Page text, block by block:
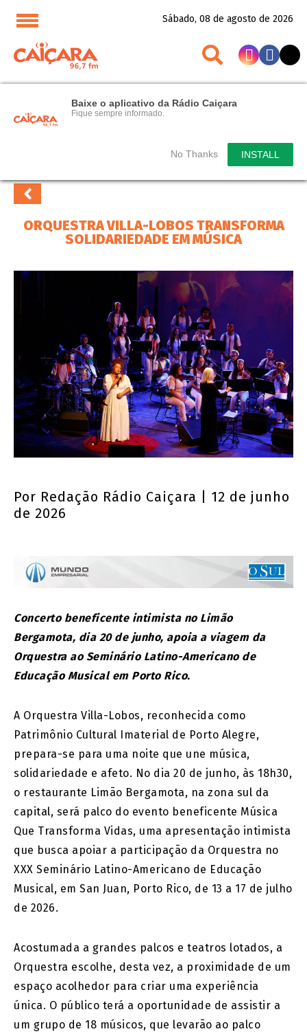
Baixe o aplicativo da Rádio Caiçara
Fique sempre informado.
No Thanks INSTALL
Sábado, 08 de agosto de 2026
ORQUESTRA VILLA-LOBOS TRANSFORMA
SOLIDARIEDADE EM MÚSICA
Por Redação Rádio Caiçara | 12 de junho
de 2026
Concerto beneficente intimista no Limão
Bergamota, dia 20 de junho, apoia a viagem da
Orquestra ao Seminário Latino-Americano de
Educação Musical em Porto Rico.
A Orquestra Villa-Lobos, reconhecida como
Patrimônio Cultural Imaterial de Porto Alegre,
prepara-se para uma noite que une música,
solidariedade e afeto. No dia 20 de junho, às 18h30,
o restaurante Limão Bergamota, na zona sul da
capital, será palco do evento beneficente Música
Que Transforma Vidas, uma apresentação intimista
que busca apoiar a participação da Orquestra no
XXX Seminário Latino-Americano de Educação
Musical, em San Juan, Porto Rico, de 13 a 17 de julho
de 2026.
Acostumada a grandes palcos e teatros lotados, a
Orquestra escolhe, desta vez, a proximidade de um
espaço acolhedor para criar uma experiência
única. O público terá a oportunidade de assistir a
um grupo de 18 músicos, que levarão ao palco